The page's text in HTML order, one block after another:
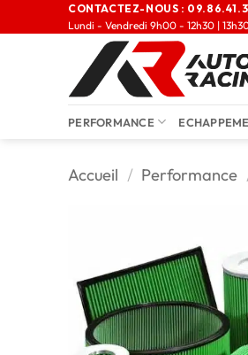
CONTACTEZ-NOUS :
Lundi - Vendredi 9h00 - 12h30 |
PERFORMANCE
Accueil / Performance